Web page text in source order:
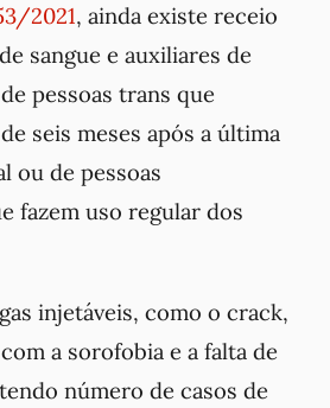
2021, ainda existe receio
sangue e auxiliares de
pessoas trans que
seis meses após a última
ou de pessoas
fazem uso regular dos
injetáveis, como o crack,
a sorofobia e a falta de
número de casos de